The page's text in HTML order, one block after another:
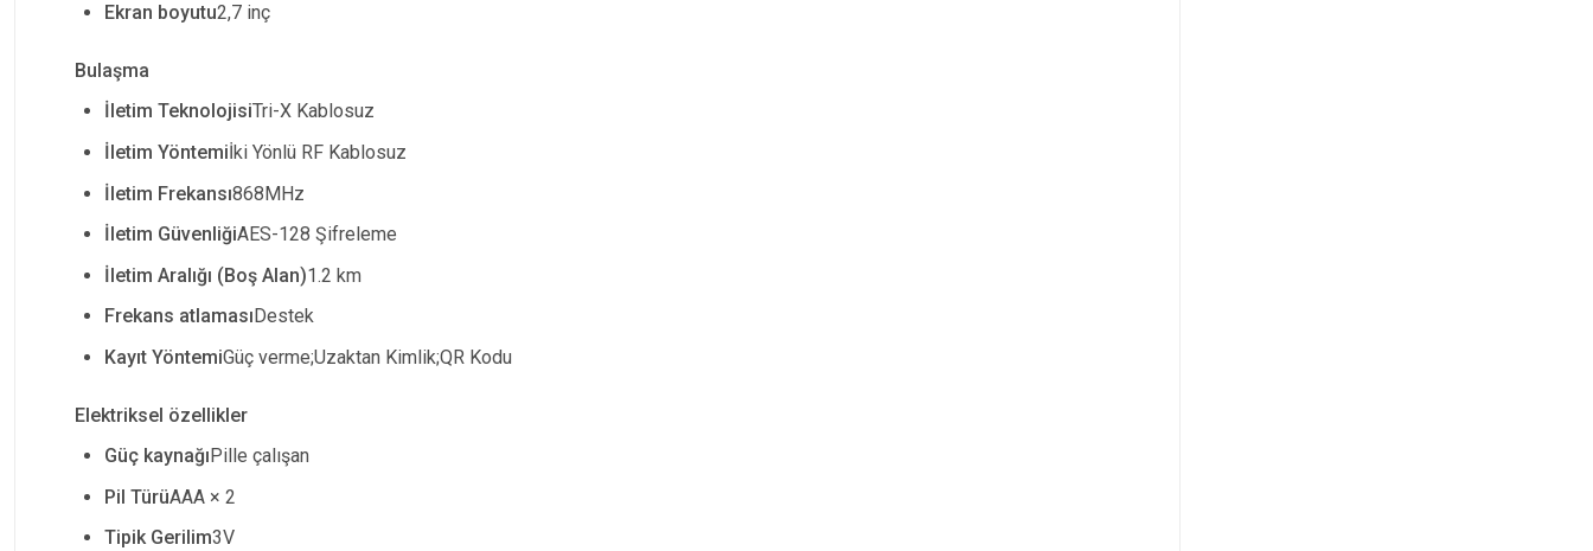
Ekran boyutu2,7 inç
Bulaşma
İletim TeknolojisiTri-X Kablosuz
İletim Yöntemiİki Yönlü RF Kablosuz
İletim Frekansı868MHz
İletim GüvenliğiAES-128 Şifreleme
İletim Aralığı (Boş Alan)1.2 km
Frekans atlaması Destek
Kayıt YöntemiGüç verme;Uzaktan Kimlik;QR Kodu
Elektriksel özellikler
Güç kaynağıPille çalışan
Pil TürüAAA × 2
Tipik Gerilim3V